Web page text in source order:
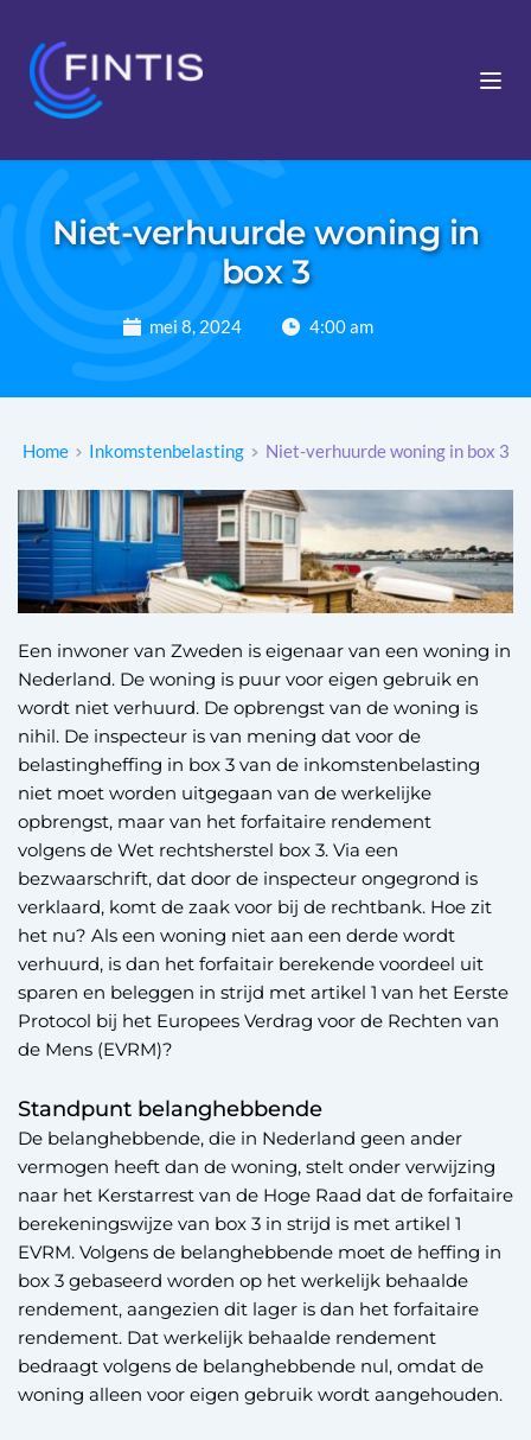
Niet-verhuurde woning in
box 3
mei 8, 2024 4:00 am
Home Inkomstenbelasting Niet-verhuurde woning in box 3
Een inwoner van Zweden is eigenaar van een woning in
Nederland. De woning is puur voor eigen gebruik en
wordt niet verhuurd. De opbrengst van de woning is
nihil. De inspecteur is van mening dat voor de
belastingheffing in box 3 van de inkomstenbelasting
niet moet worden uitgegaan van de werkelijke
opbrengst, maar van het forfaitaire rendement
volgens de Wet rechtsherstel box 3. Via een
bezwaarschrift, dat door de inspecteur ongegrond is
verklaard, komt de zaak voor bij de rechtbank. Hoe zit
het nu? Als een woning niet aan een derde wordt
verhuurd, is dan het forfaitair berekende voordeel uit
sparen en beleggen in strijd met artikel 1 van het Eerste
Protocol bij het Europees Verdrag voor de Rechten van
de Mens (EVRM)?
Standpunt belanghebbende
De belanghebbende, die in Nederland geen ander
vermogen heeft dan de woning, stelt onder verwijzing
naar het Kerstarrest van de Hoge Raad dat de forfaitaire
berekeningswijze van box 3 in strijd is met artikel 1
EVRM. Volgens de belanghebbende moet de heffing in
box 3 gebaseerd worden op het werkelijk behaalde
rendement, aangezien dit lager is dan het forfaitaire
rendement. Dat werkelijk behaalde rendement
bedraagt volgens de belanghebbende nul, omdat de
woning alleen voor eigen gebruik wordt aangehouden.